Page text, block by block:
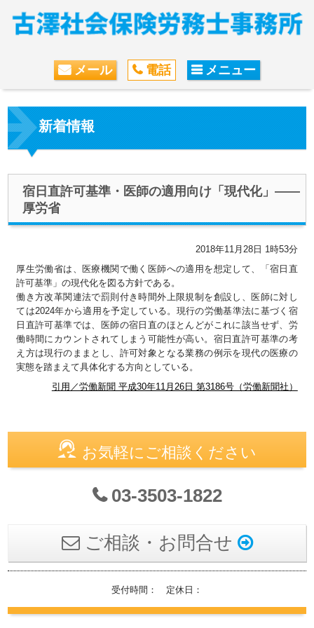
メール 電話 メニュー
新着情報
宿日直許可基準・医師の適用向け「現代化」――
厚労省
2018年11月28日 1時53分
厚生労働省は、医療機関で働く医師への適用を想定して、「宿日直
許可基準」の現代化を図る方針である。
働き方改革関連法で罰則付き時間外上限規制を創設し、医師に対し
ては2024年から適用を予定している。現行の労働基準法に基づく宿
日直許可基準では、医師の宿日直のほとんどがこれに該当せず、労
働時間にカウントされてしまう可能性が高い。宿日直許可基準の考
え方は現行のままとし、許可対象となる業務の例示を現代の医療の
実態を踏まえて具体化する方向としている。
引用／労働新聞 平成30年11月26日 第3186号（労働新聞社）
お気軽にご相談ください
03-3503-1822
ご相談・お問合せ
受付時間： 定休日：